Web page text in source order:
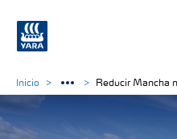
Inicio Reducir Mancha